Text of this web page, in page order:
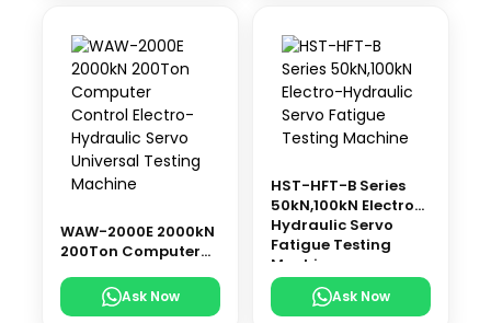
WAW-2000E 2000kN
200Ton Computer
Hydraulic Servo
Universal Testing
Ask Now
HST-HFT-B Series
50kN,100kN Electro-
Hydraulic Servo
Fatigue Testing
Machine
Ask Now